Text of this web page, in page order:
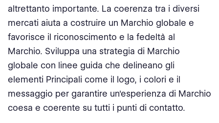
altrettanto importante. La coerenza tra i diversi
mercati aiuta a costruire un Marchio globale e
favorisce il riconoscimento e la fedeltà al
Marchio. Sviluppa una strategia di Marchio
globale con linee guida che delineano gli
elementi Principali come il logo, i colori e il
messaggio per garantire un'esperienza di Marchio
coesa e coerente su tutti i punti di contatto.